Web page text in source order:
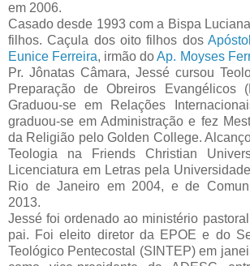
em 2006.
Casado desde 1993 com a Bispa
filhos. Caçula dos oito filhos dos
Eunice Ferreira, irmão doAp. Moyses
Pr. Jônatas Câmara, Jessé cursou
Preparação de Obreiros Evangélicos
Graduou-se em Relações
graduou-se em Administração e fez
da Religião pelo Golden College.
Teologia na Friends Christian
Licenciatura em Letras pela
Rio de Janeiro em 2004, e de
2013.
Jessé foi ordenado ao ministério
pai. Foi eleito diretor da EPOE e do
Teológico Pentecostal (SINTEP) em